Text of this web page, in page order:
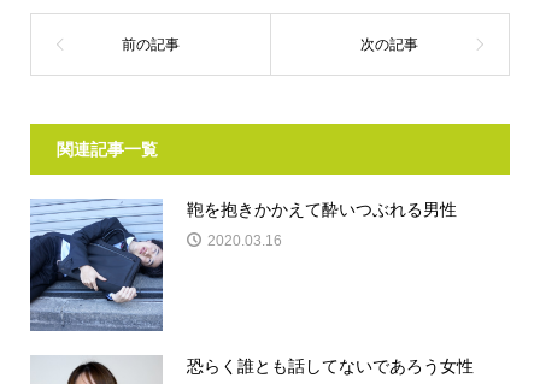
関連記事一覧
鞄を抱きかかえて酔いつぶれる男性
2020.03.16
恐らく誰とも話してないであろう女性